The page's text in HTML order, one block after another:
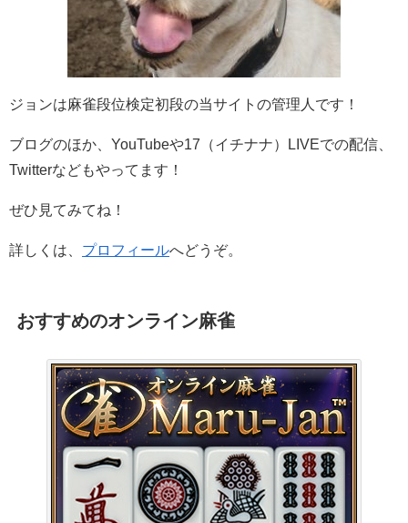
ジョンは麻雀段位検定初段の当サイトの管理人です！
ブログのほか、YouTubeや17（イチナナ）LIVEでの配信、
Twitterなどもやってます！
ぜひ見てみてね！
詳しくは、 プロフィールへどうぞ。
おすすめのオンライン麻雀